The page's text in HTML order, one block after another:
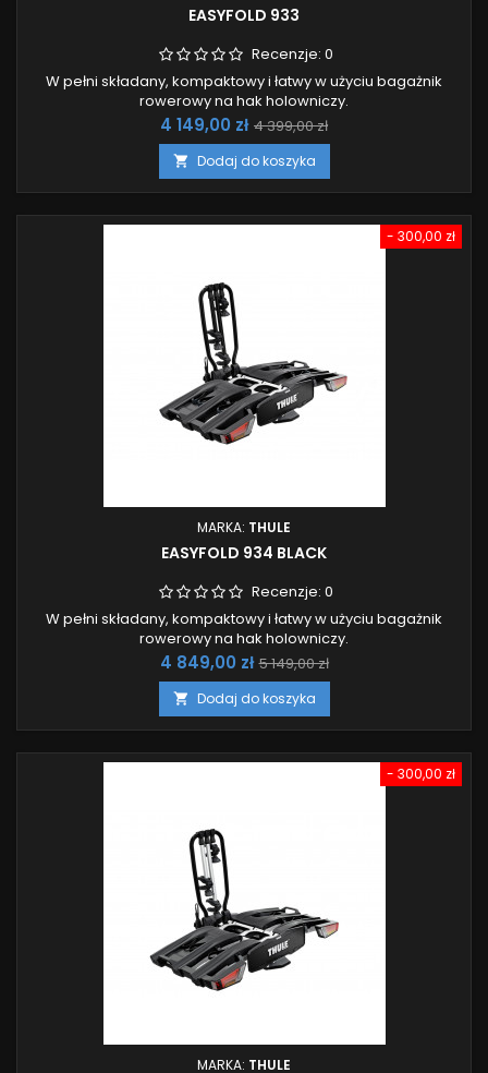
EASYFOLD 933
Recenzje: 0
W pełni składany, kompaktowy i łatwy w użyciu bagażnik
rowerowy na hak holowniczy.
Cena
4 149,00 zł Cena
podstawowa
4 399,00 zł
 Dodaj do koszyka
- 300,00 zł
MARKA: THULE
EASYFOLD 934 BLACK
Recenzje: 0
W pełni składany, kompaktowy i łatwy w użyciu bagażnik
rowerowy na hak holowniczy.
Cena
4 849,00 zł Cena
podstawowa
5 149,00 zł
 Dodaj do koszyka
- 300,00 zł
MARKA: THULE